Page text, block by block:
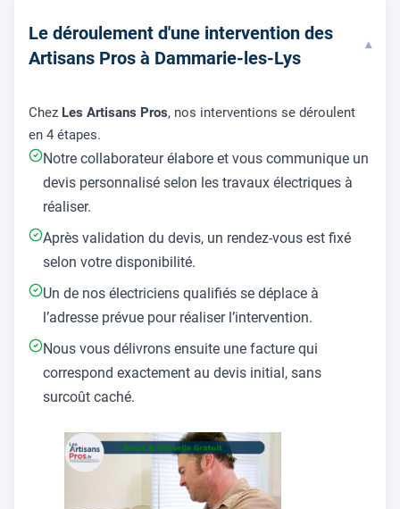
Le déroulement d'une intervention des
Artisans Pros à Dammarie-les-Lys
▾
Chez Les Artisans Pros, nos interventions se déroulent
en 4 étapes.
Notre collaborateur élabore et vous communique un
devis personnalisé selon les travaux électriques à
réaliser.
Après validation du devis, un rendez-vous est fixé
selon votre disponibilité.
Un de nos électriciens qualifiés se déplace à
l’adresse prévue pour réaliser l’intervention.
Nous vous délivrons ensuite une facture qui
correspond exactement au devis initial, sans
surcoût caché.